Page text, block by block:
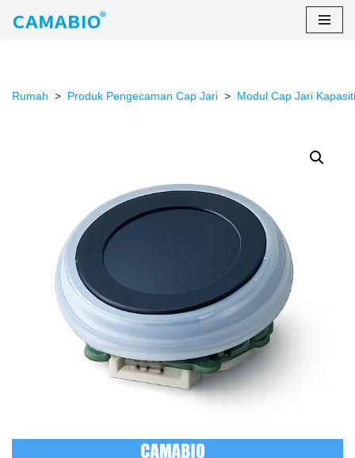
Rumah > Produk Pengecaman Cap Jari > Modul Cap Jari